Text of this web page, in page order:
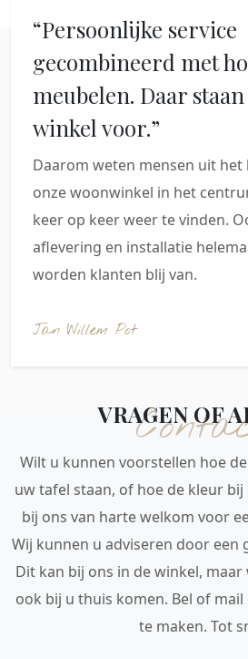
“Persoonlijke service
gecombineerd met
meubelen. Daar
winkel voor.”
Daarom weten mensen uit het
onze woonwinkel in het
keer op keer weer te vinden.
aflevering en installatie
worden klanten blij van.
Jan Willem Pot
VRAGEN OF
Wilt u kunnen voorstellen hoe
uw tafel staan, of hoe de kleur
bij ons van harte welkom voor
Wij kunnen u adviseren door een
Dit kan bij ons in de winkel,
ook bij u thuis komen. Bel of
te maken. Tot